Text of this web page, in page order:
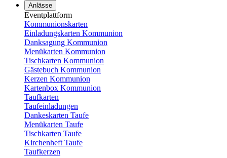
Anlässe
Eventplattform
Kommunionskarten
Einladungskarten Kommunion
Danksagung Kommunion
Menükarten Kommunion
Tischkarten Kommunion
Gästebuch Kommunion
Kerzen Kommunion
Kartenbox Kommunion
Taufkarten
Taufeinladungen
Dankeskarten Taufe
Menükarten Taufe
Tischkarten Taufe
Kirchenheft Taufe
Taufkerzen